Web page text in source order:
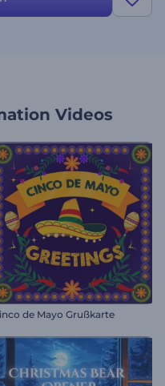
Videos
de Mayo Grußkarte